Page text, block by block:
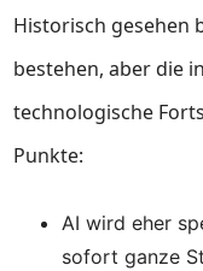
Historisch gesehen
bestehen, aber die
technologische
Punkte:
AI wird eher
sofort ganze